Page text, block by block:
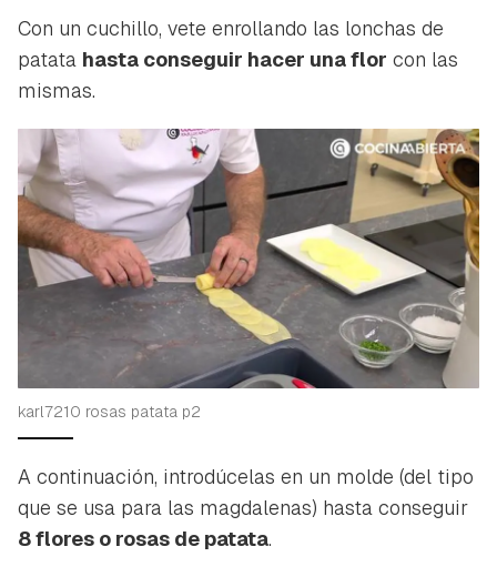
Con un cuchillo, vete enrollando las lonchas de
patata hasta conseguir hacer una flor con las
mismas.
karl7210 rosas patata p2
A continuación, introdúcelas en un molde (del tipo
que se usa para las magdalenas) hasta conseguir
8 flores o rosas de patata.